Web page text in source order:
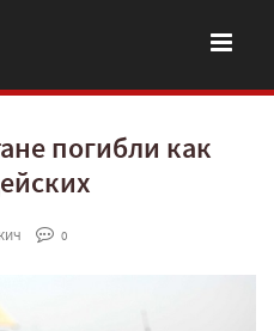
погибли как
0